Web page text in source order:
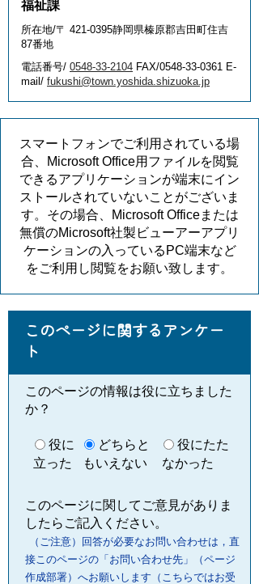
福祉課
所在地/〒 421-0395静岡県榛原郡吉田町住吉
87番地
電話番号/ 0548-33-2104 FAX/0548-33-0361 E-
mail/ fukushi@town.yoshida.shizuoka.jp
スマートフォンでご利用されている場
合、Microsoft Office用ファイルを閲覧
できるアプリケーションが端末にイン
ストールされていないことがございま
す。その場合、Microsoft Officeまたは
無償のMicrosoft社製ビューアーアプリ
ケーションの入っているPC端末など
をご利用し閲覧をお願い致します。
このページに関するアンケー
ト
このページの情報は役に立ちました
か？
役に
立った
どちらと
もいえない
役にたた
なかった
このページに関してご意見がありま
したらご記入ください。
（ご注意）回答が必要なお問い合わせは，直
接このページの「お問い合わせ先」（ページ
作成部署）へお願いします（こちらではお受